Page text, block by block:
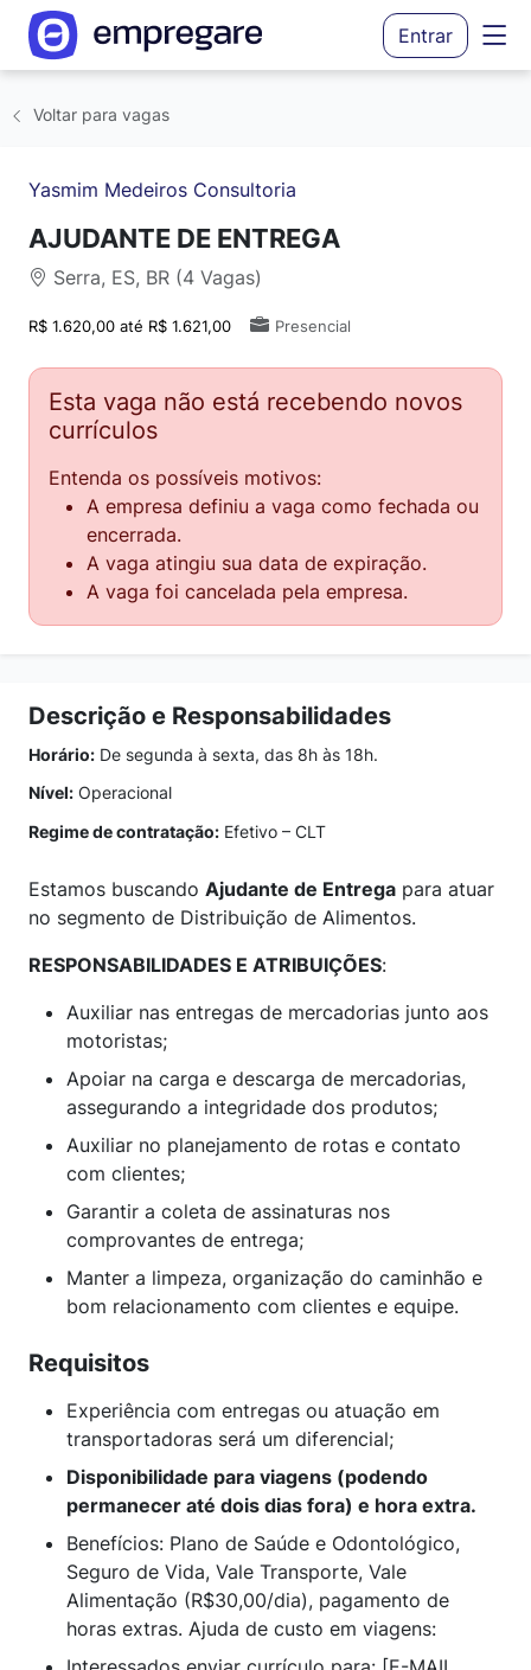
Entrar
Voltar para vagas
Yasmim Medeiros Consultoria
AJUDANTE DE ENTREGA
Serra, ES, BR (4 Vagas)
R$ 1.620,00 até R$ 1.621,00 Presencial
Esta vaga não está recebendo novos
currículos
Entenda os possíveis motivos:
A empresa definiu a vaga como fechada ou
encerrada.
A vaga atingiu sua data de expiração.
A vaga foi cancelada pela empresa.
Descrição e Responsabilidades
Horário: De segunda à sexta, das 8h às 18h.
Nível: Operacional
Regime de contratação: Efetivo – CLT
Estamos buscando Ajudante de Entrega para atuar
no segmento de Distribuição de Alimentos.
RESPONSABILIDADES E ATRIBUIÇÕES:
Auxiliar nas entregas de mercadorias junto aos
motoristas;
Apoiar na carga e descarga de mercadorias,
assegurando a integridade dos produtos;
Auxiliar no planejamento de rotas e contato
com clientes;
Garantir a coleta de assinaturas nos
comprovantes de entrega;
Manter a limpeza, organização do caminhão e
bom relacionamento com clientes e equipe.
Requisitos
Experiência com entregas ou atuação em
transportadoras será um diferencial;
Disponibilidade para viagens (podendo
permanecer até dois dias fora) e hora extra.
Benefícios: Plano de Saúde e Odontológico,
Seguro de Vida, Vale Transporte, Vale
Alimentação (R$30,00/dia), pagamento de
horas extras. Ajuda de custo em viagens: